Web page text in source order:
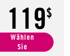
119$
Wählen
Sie